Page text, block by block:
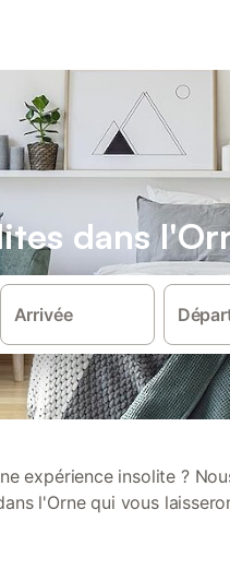
dans
Arrivée
expérience insolite ?
l'Orne qui vous